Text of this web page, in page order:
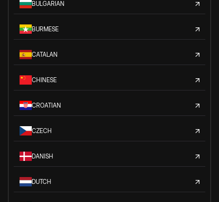
BULGARIAN
BURMESE
CATALAN
CHINESE
CROATIAN
CZECH
DANISH
DUTCH